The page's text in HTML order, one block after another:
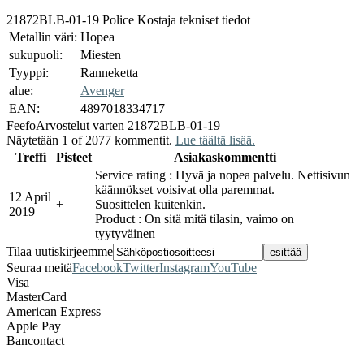
21872BLB-01-19 Police Kostaja tekniset tiedot
Metallin väri: Hopea
sukupuoli:
Miesten
Tyyppi:
Ranneketta
alue:
Avenger
EAN:
4897018334717
FeefoArvostelut varten 21872BLB-01-19
Näytetään 1 of 2077 kommentit. Lue täältä lisää.
Treffi
Pisteet Asiakaskommentti
12 April
2019
+
Service rating : Hyvä ja nopea palvelu. Nettisivun
käännökset voisivat olla paremmat.
Suosittelen kuitenkin.
Product : On sitä mitä tilasin, vaimo on
tyytyväinen
Tilaa uutiskirjeemme
Seuraa meitäFacebookTwitterInstagramYouTube
Visa
MasterCard
American Express
Apple Pay
Bancontact